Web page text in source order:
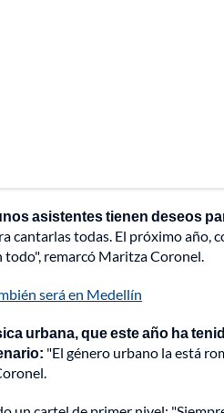
asistentes tienen deseos
cantarlas todas. El próximo año,
todo", remarcó Maritza Coronel.
será en Medellín
urbana, que este año ha
"El género urbano la está